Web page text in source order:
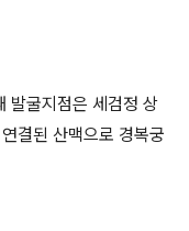
발굴지점은 세검정 상
결된 산맥으로 경복궁